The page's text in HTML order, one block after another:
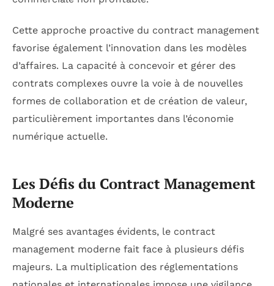
Cette approche proactive du contract management
favorise également l’innovation dans les modèles
d’affaires. La capacité à concevoir et gérer des
contrats complexes ouvre la voie à de nouvelles
formes de collaboration et de création de valeur,
particulièrement importantes dans l’économie
numérique actuelle.
Les Défis du Contract Management
Moderne
Malgré ses avantages évidents, le contract
management moderne fait face à plusieurs défis
majeurs. La multiplication des réglementations